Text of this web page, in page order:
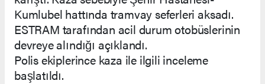
Kumlubel hattında tramvay seferleri aksadı.
ESTRAM tarafından acil durum otobüslerinin
devreye alındığı açıklandı.
Polis ekiplerince kaza ile ilgili inceleme
başlatıldı.